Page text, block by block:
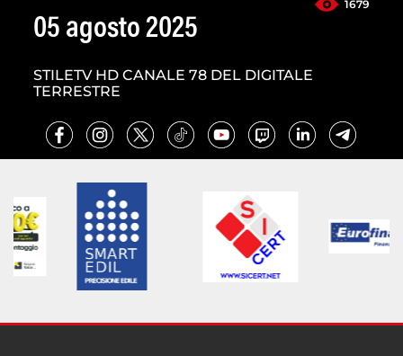
1679
05 agosto 2025
STILETV HD CANALE 78 DEL DIGITALE
TERRESTRE